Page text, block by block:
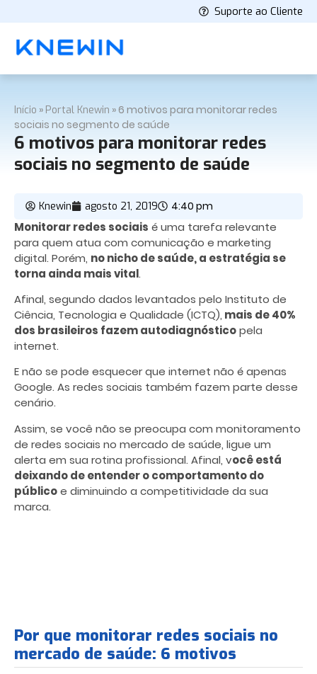
Suporte ao Cliente
Início » Portal Knewin »6 motivos para monitorar redes
sociais no segmento de saúde
6 motivos para monitorar redes
sociais no segmento de saúde
Knewin agosto 21, 2019 4:40 pm
Monitorar redes sociais é uma tarefa relevante
para quem atua com comunicação e marketing
digital. Porém, no nicho de saúde, a estratégia se
torna ainda mais vital.
Afinal, segundo dados levantados pelo Instituto de
Ciência, Tecnologia e Qualidade (ICTQ), mais de 40%
dos brasileiros fazem autodiagnósticopela
internet.
E não se pode esquecer que internet não é apenas
Google. As redes sociais também fazem parte desse
cenário.
Assim, se você não se preocupa com monitoramento
de redes sociais no mercado de saúde, ligue um
alerta em sua rotina profissional. Afinal, você está
deixando de entender o comportamento do
públicoe diminuindo a competitividade da sua
marca.
Por que monitorar redes sociais no
mercado de saúde: 6 motivos